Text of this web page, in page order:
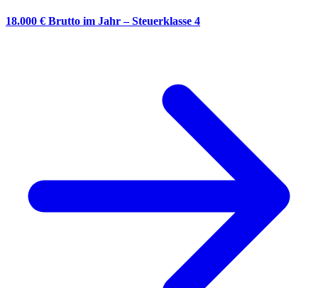
18.000 € Brutto im Jahr – Steuerklasse 4